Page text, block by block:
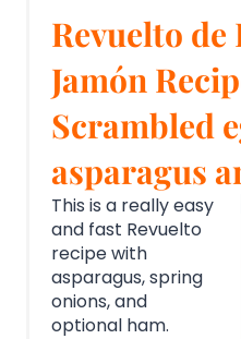
Revuelto de
Jamón
Scrambled
asparagus
This is a really easy
and fast Revuelto
recipe with
asparagus, spring
onions, and
optional ham.